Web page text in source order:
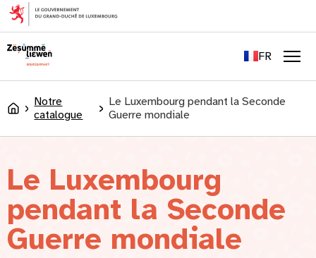
principal
FR
LU
Accueil
Notre
catalogue
Le Luxembourg pendant la Seconde
Guerre mondiale
Le Luxembourg
pendant la Seconde
Guerre mondiale